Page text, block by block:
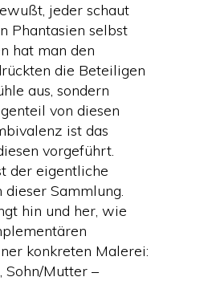
jeder schaut
Phantasien selbst
hat man den
die Beteiligen
aus, sondern
von diesen
ist das
vorgeführt.
der eigentliche
dieser Sammlung.
hin und her, wie
konkreten Malerei:
Sohn/Mutter –